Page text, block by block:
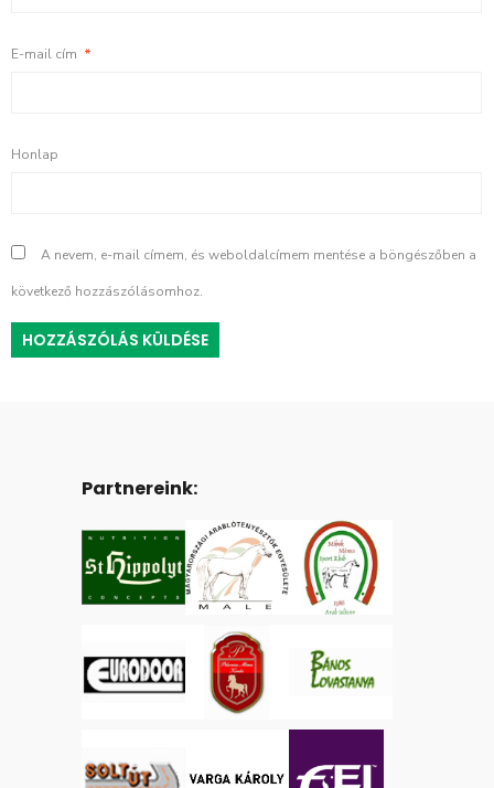
E-mail cím *
Honlap
A nevem, e-mail címem, és weboldalcímem mentése a böngészőben a
következő hozzászólásomhoz.
Partnereink: